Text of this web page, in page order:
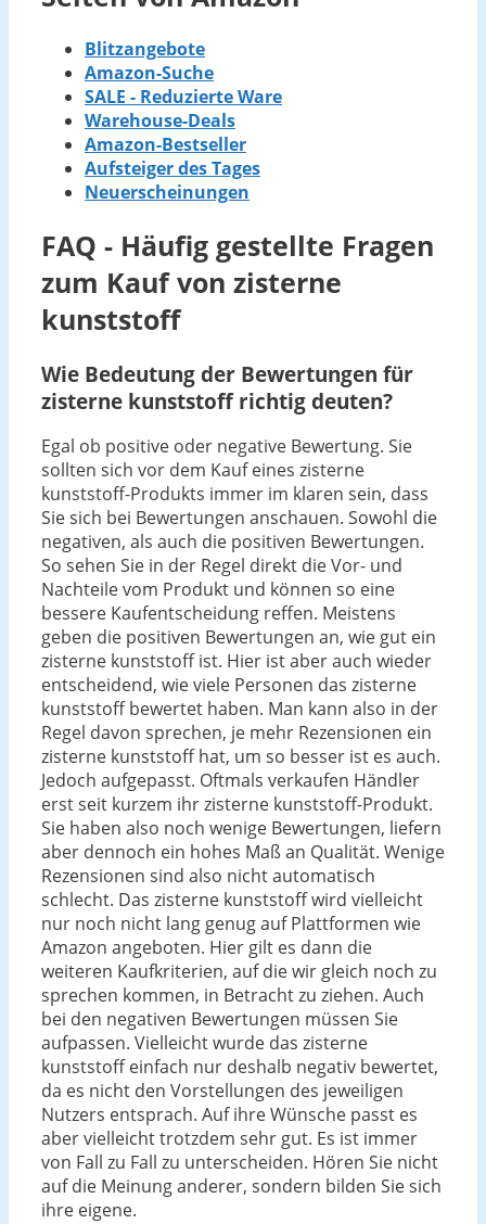
Blitzangebote
Amazon-Suche
SALE - Reduzierte Ware
Warehouse-Deals
Amazon-Bestseller
Aufsteiger des Tages
Neuerscheinungen
FAQ - Häufig gestellte Fragen
zum Kauf von zisterne
kunststoff
Wie Bedeutung der Bewertungen für
zisterne kunststoff richtig deuten?
Egal ob positive oder negative Bewertung. Sie
sollten sich vor dem Kauf eines zisterne
kunststoff-Produkts immer im klaren sein, dass
Sie sich bei Bewertungen anschauen. Sowohl die
negativen, als auch die positiven Bewertungen.
So sehen Sie in der Regel direkt die Vor- und
Nachteile vom Produkt und können so eine
bessere Kaufentscheidung reffen. Meistens
geben die positiven Bewertungen an, wie gut ein
zisterne kunststoff ist. Hier ist aber auch wieder
entscheidend, wie viele Personen das zisterne
kunststoff bewertet haben. Man kann also in der
Regel davon sprechen, je mehr Rezensionen ein
zisterne kunststoff hat, um so besser ist es auch.
Jedoch aufgepasst. Oftmals verkaufen Händler
erst seit kurzem ihr zisterne kunststoff-Produkt.
Sie haben also noch wenige Bewertungen, liefern
aber dennoch ein hohes Maß an Qualität. Wenige
Rezensionen sind also nicht automatisch
schlecht. Das zisterne kunststoff wird vielleicht
nur noch nicht lang genug auf Plattformen wie
Amazon angeboten. Hier gilt es dann die
weiteren Kaufkriterien, auf die wir gleich noch zu
sprechen kommen, in Betracht zu ziehen. Auch
bei den negativen Bewertungen müssen Sie
aufpassen. Vielleicht wurde das zisterne
kunststoff einfach nur deshalb negativ bewertet,
da es nicht den Vorstellungen des jeweiligen
Nutzers entsprach. Auf ihre Wünsche passt es
aber vielleicht trotzdem sehr gut. Es ist immer
von Fall zu Fall zu unterscheiden. Hören Sie nicht
auf die Meinung anderer, sondern bilden Sie sich
ihre eigene.